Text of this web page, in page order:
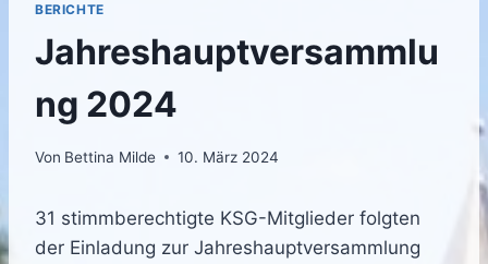
BERICHTE
Jahreshauptversammlu
ng 2024
Von Bettina Milde 10. März 2024
31 stimmberechtigte KSG-Mitglieder folgten
der Einladung zur Jahreshauptversammlung